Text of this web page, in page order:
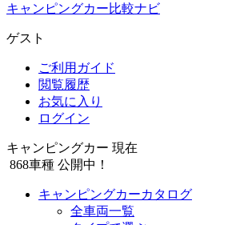
キャンピングカー比較ナビ
ゲスト
ご利用ガイド
閲覧履歴
お気に入り
ログイン
キャンピングカー 現在
868車種 公開中！
キャンピングカーカタログ
全車両一覧